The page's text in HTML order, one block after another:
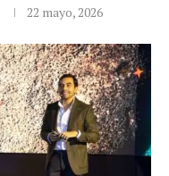
22 mayo, 2026